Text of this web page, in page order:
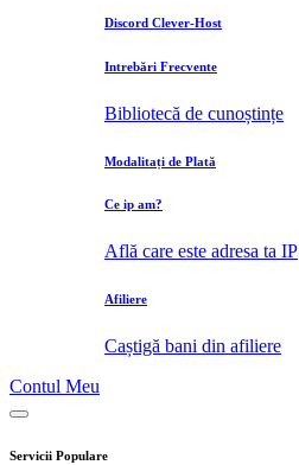
Discord Clever-Host
Intrebări Frecvente
Bibliotecă de cunoștințe
Modalitați de Plată
Ce ip am?
Află care este adresa ta IP
Afiliere
Caștigă bani din afiliere
Contul Meu
Servicii Populare